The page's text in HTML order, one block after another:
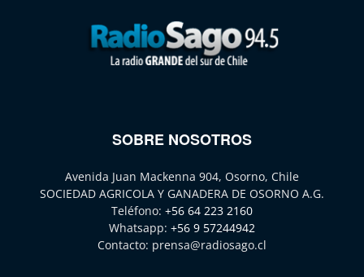
SOBRE NOSOTROS
Avenida Juan Mackenna 904, Osorno, Chile
SOCIEDAD AGRICOLA Y GANADERA DE OSORNO A.G.
Teléfono: +56 64 223 2160
Whatsapp: +56 9 57244942
Contacto: prensa@radiosago.cl